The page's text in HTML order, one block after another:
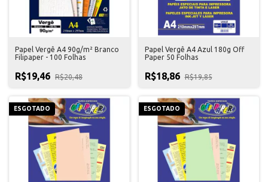
Papel Vergê A4 90g/m² Branco
Filipaper - 100 Folhas
R$19,46 R$20,48
Papel Vergê A4 Azul 180g Off
Paper 50 Folhas
R$18,86 R$19,85
ESGOTADO ESGOTADO